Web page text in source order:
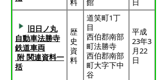
旧日ノ丸
自動車法勝寺
鉄道車両
附 関連資料一
括
歴
史
資
料
道笑町1丁
目
西伯郡南部
町法勝寺
西伯郡南部
町大字下中
谷
平成
23年3
月22
日